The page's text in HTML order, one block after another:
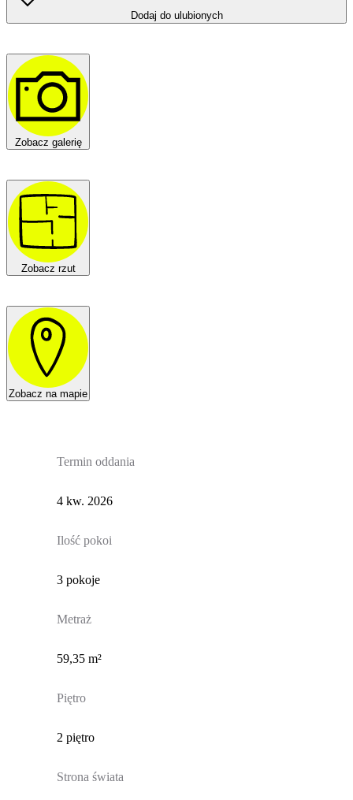
Dodaj do ulubionych
Zobacz galerię
Zobacz rzut
Zobacz na mapie
Termin oddania
4 kw. 2026
Ilość pokoi
3 pokoje
Metraż
59,35 m²
Piętro
2 piętro
Strona świata